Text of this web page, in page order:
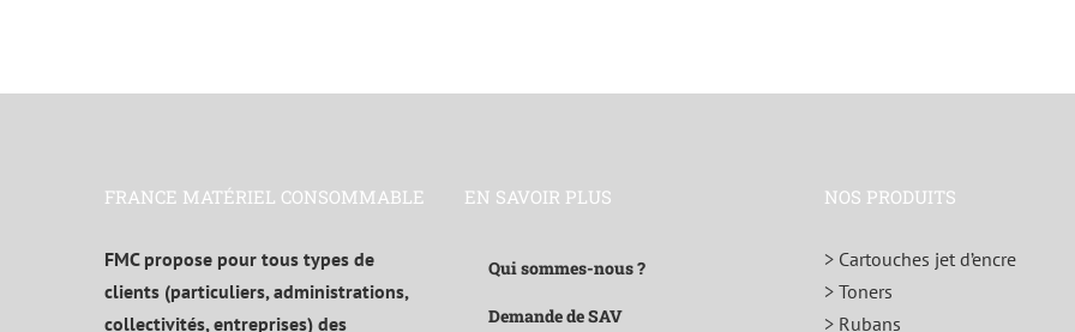
FRANCE MATÉRIEL CONSOMMABLE
FMC propose pour tous types de
clients (particuliers, administrations,
collectivités, entreprises) des
EN SAVOIR PLUS
Qui sommes-nous ?
Demande de SAV
NOS PRODUITS
> Cartouches jet d’encre
> Toners
> Rubans